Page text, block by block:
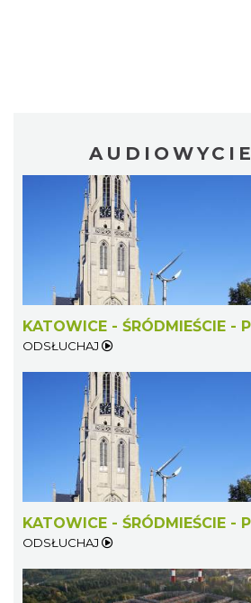
KATOWICE - ŚRÓDMIEŚCIE -
ODSŁUCHAJ
KATOWICE - ŚRÓDMIEŚCIE -
ODSŁUCHAJ